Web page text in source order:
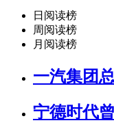
日阅读榜
周阅读榜
月阅读榜
一汽集团
宁德时代